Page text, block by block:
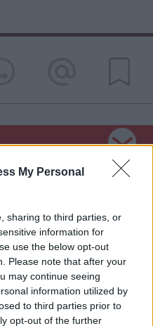
My Personal
sharing to third parties, or
information for
use the below opt-out
Please note that after your
may continue seeing
information utilized by
to third parties prior to
opt-out of the further
település maradhat
Udvarhelyszéken